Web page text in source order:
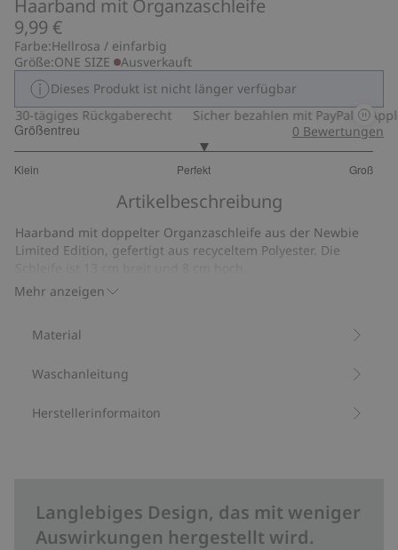
Haarband mit Organzaschleife
9,99 €
Farbe:Hellrosa / einfarbig
Größe:ONE SIZE
Ausverkauft
Dieses Produkt ist nicht länger verfügbar
30-tägiges Rückgaberecht
Sicher bezahlen mit PayPal & Apple
Größentreu
Klein Perfekt Groß
von
19
Bewertungen
0 Bewertungen
Artikelbeschreibung
Mehr anzeigen
Haarband mit doppelter Organzaschleife aus der Newbie
Limited Edition, gefertigt aus recyceltem Polyester. Die
Artikelnummer : 382325
Material
Waschanleitung
Herstellerinformaiton
Langlebiges Design, das mit weniger
Auswirkungen hergestellt wird.